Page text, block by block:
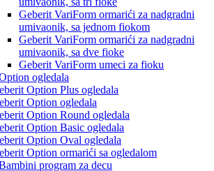
Geberit VariForm ormarići za nadgradni
umivaonik, sa jednom fiokom
Geberit VariForm ormarići za nadgradni
umivaonik, sa dve fioke
Geberit VariForm umeci za fioku
ogledala
Option Plus ogledala
Option ogledala
Option Round ogledala
Option Basic ogledala
Option Oval ogledala
Option ormarići sa ogledalom
program za decu